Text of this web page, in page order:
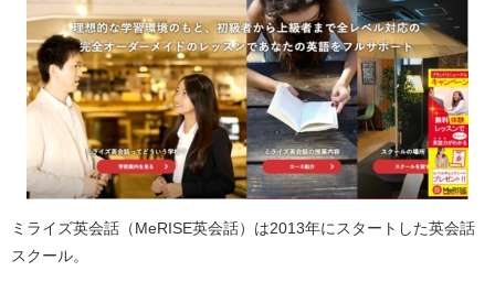
ミライズ英会話（MeRISE英会話）は2013年にスタートした英会話
スクール。